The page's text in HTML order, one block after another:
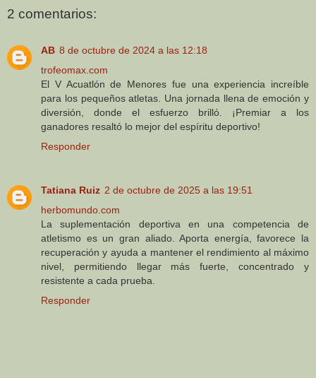
2 comentarios:
AB 8 de octubre de 2024 a las 12:18
trofeomax.com
El V Acuatlón de Menores fue una experiencia increíble
para los pequeños atletas. Una jornada llena de emoción y
diversión, donde el esfuerzo brilló. ¡Premiar a los
ganadores resaltó lo mejor del espíritu deportivo!
Responder
Tatiana Ruiz 2 de octubre de 2025 a las 19:51
herbomundo.com
La suplementación deportiva en una competencia de
atletismo es un gran aliado. Aporta energía, favorece la
recuperación y ayuda a mantener el rendimiento al máximo
nivel, permitiendo llegar más fuerte, concentrado y
resistente a cada prueba.
Responder